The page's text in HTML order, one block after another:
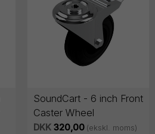
SoundCart - 6 inch Front
Caster Wheel
DKK 320,00 (ekskl. moms)